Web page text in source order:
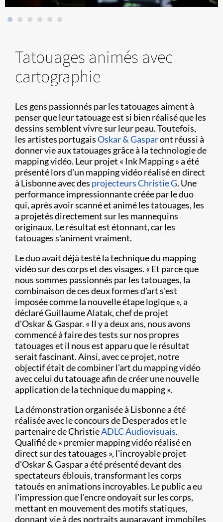
Tatouages ​​animés avec
cartographie
Les gens passionnés par les tatouages aiment à
penser que leur tatouage est si bien réalisé que les
dessins semblent vivre sur leur peau. Toutefois,
les artistes portugaisOskar & Gasparont réussi à
donner vie aux tatouages grâce à la technologie de
mapping vidéo. Leur projet « Ink Mapping » a été
présenté lors d'un mapping vidéo réalisé en direct
à Lisbonne avec des projecteurs Christie G. Une
performance impressionnante créée par le duo
qui, après avoir scanné et animé les tatouages, les
a projetés directement sur les mannequins
originaux. Le résultat est étonnant, car les
tatouages s'animent vraiment.
Le duo avait déjà testé la technique du mapping
vidéo sur des corps et des visages. « Et parce que
nous sommes passionnés par les tatouages, la
combinaison de ces deux formes d'art s'est
imposée comme la nouvelle étape logique », a
déclaré Guillaume Alatak, chef de projet
d'Oskar & Gaspar. « Il y a deux ans, nous avons
commencé à faire des tests sur nos propres
tatouages et il nous est apparu que le résultat
serait fascinant. Ainsi, avec ce projet, notre
objectif était de combiner l'art du mapping vidéo
avec celui du tatouage afin de créer une nouvelle
application de la technique du mapping ».
La démonstration organisée à Lisbonne a été
réalisée avec le concours de Desperados et le
partenaire de ChristieADLC Audiovisuais.
Qualifié de « premier mapping vidéo réalisé en
direct sur des tatouages », l'incroyable projet
d'Oskar & Gaspar a été présenté devant des
spectateurs éblouis, transformant les corps
tatoués en animations incroyables. Le public a eu
l'impression que l'encre ondoyait sur les corps,
mettant en mouvement des motifs statiques,
donnant vie à des portraits auparavant immobiles